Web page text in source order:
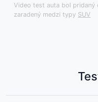
Video test auta bol pridaný
zaradený medzi typy SUV